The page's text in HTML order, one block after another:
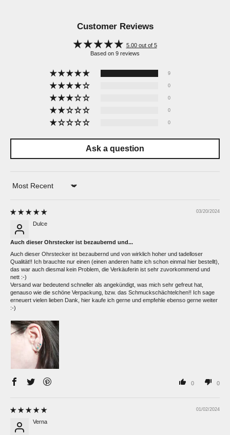
Customer Reviews
5.00 out of 5
Based on 9 reviews
9
0
0
0
0
Ask a question
Sort by
03/20/2024
Dulce
Auch dieser Ohrstecker ist bezaubernd und...
Auch dieser Ohrstecker ist bezaubernd und von wirklich hoher und tadelloser
Qualität!! Ich brauchte nur einen (einen anderen hatte ich schon einmal hier bestellt),
das war auch diesmal kein Problem, die Verkäuferin ist sehr zuvorkommend und
nett :-)
Versand war bedeutend schneller als angekündigt, was mich sehr gefreut hat,
genauso wie die schöne Verpackung, bzw. das Schmuckschächtelchen!! Ich sage
erneuert vielen lieben Dank, hier kaufe ich gerne und empfehle ebenso gerne weiter
:-)
0 0
01/02/2024
Verna